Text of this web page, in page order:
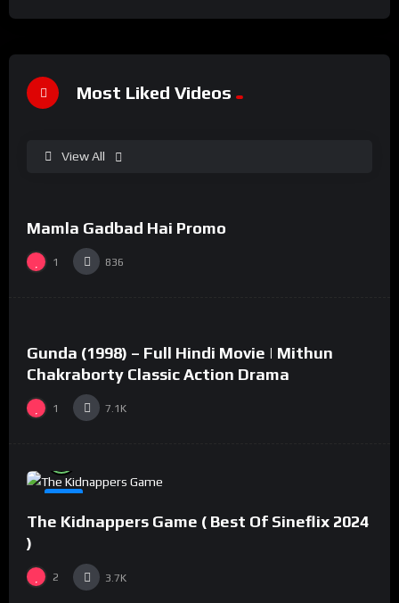
Most Liked Videos
View All
#15
100% 0
Mamla Gadbad Hai Promo
1 836
#2
Gunda (1998) – Full Hindi Movie | Mithun
Chakraborty Classic Action Drama
1 7.1K
The Kidnappers Game ( Best Of Sineflix 2024
)
2 3.7K